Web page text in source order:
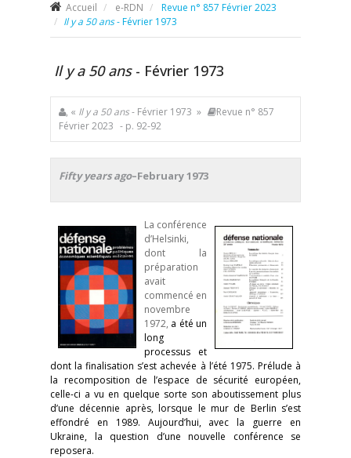
Accueil e-RDN
Revue n° 857 Février 2023
Il y a 50 ans- Février 1973
Il y a 50 ans- Février 1973
, « Il y a 50 ans- Février 1973 »
Revue n° 857
Février 2023 - p. 92-92
Fifty years ago–February 1973
La conférence
d’Helsinki,
dont la
préparation
avait
commencé en
novembre
1972, a été un
long
processus et
dont la finalisation s’est achevée à l’été 1975. Prélude à
la recomposition de l’espace de sécurité européen,
celle-ci a vu en quelque sorte son aboutissement plus
d’une décennie après, lorsque le mur de Berlin s’est
effondré en 1989. Aujourd’hui, avec la guerre en
Ukraine, la question d’une nouvelle conférence se
reposera.